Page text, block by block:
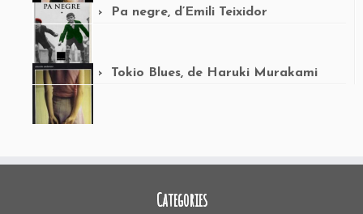
Pa negre, d’Emili Teixidor
Tokio Blues, de Haruki Murakami
Categories